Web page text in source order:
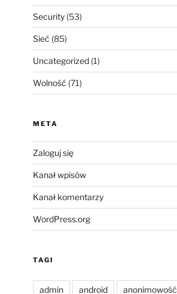
Security(53)
Sieć (85)
Uncategorized(1)
Wolność (71)
META
Zaloguj się
Kanał wpisów
Kanał komentarzy
WordPress.org
TAGI
admin android anonimowość